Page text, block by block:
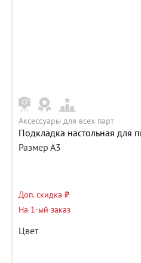
Аксессуары для всех парт
Подкладка настольная для
Размер А3
Доп. скидка ₽
На 1-ый заказ
Цвет